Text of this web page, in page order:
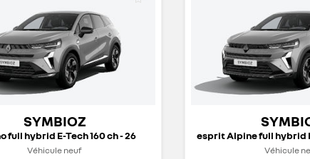
SYMBIOZ
full hybrid E-Tech 160 ch - 26
Véhicule neuf
esprit Alpine full hybrid
Véhicule